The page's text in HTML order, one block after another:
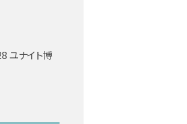
ユナイト博